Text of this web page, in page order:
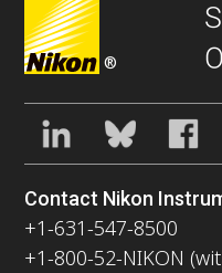
®
Contact Nikon
+1-631-547-8500
+1-800-52-NIKON